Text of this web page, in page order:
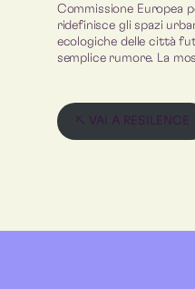
Commissione Europea
ridefinisce gli spazi
ecologiche delle città
semplice rumore. La
↖ VAI A RESILENCE